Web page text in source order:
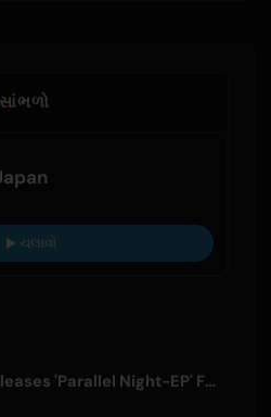
સાંભળો
ચલાવો
BILLY BOO Releases 'Parallel Night-EP' Featuring TV Drama Theme Song